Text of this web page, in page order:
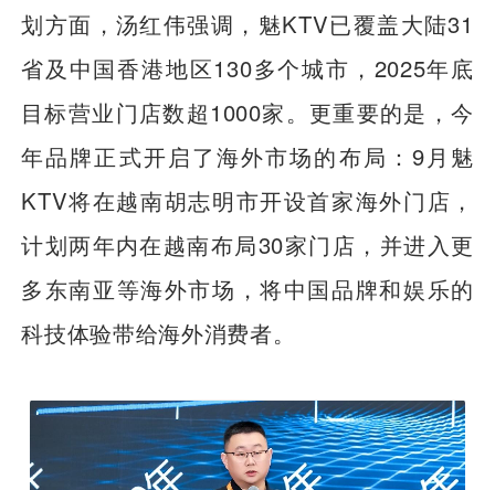
划方面，汤红伟强调，魅KTV已覆盖大陆31
省及中国香港地区130多个城市，2025年底
目标营业门店数超1000家。更重要的是，今
年品牌正式开启了海外市场的布局：9月魅
KTV将在越南胡志明市开设首家海外门店，
计划两年内在越南布局30家门店，并进入更
多东南亚等海外市场，将中国品牌和娱乐的
科技体验带给海外消费者。